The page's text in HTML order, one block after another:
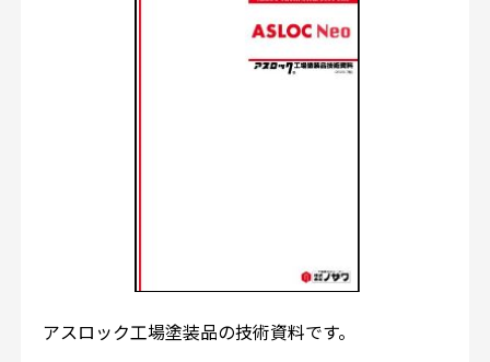
アスロック工場塗装品の技術資料です。